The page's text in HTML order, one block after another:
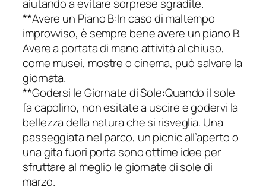
aiutando a evitare sorprese sgradite.
**Avere un Piano B:In caso di maltempo
improvviso, è sempre bene avere un piano B.
Avere a portata di mano attività al chiuso,
come musei, mostre o cinema, può salvare la
giornata.
**Godersi le Giornate di Sole:Quando il sole
fa capolino, non esitate a uscire e godervi la
bellezza della natura che si risveglia. Una
passeggiata nel parco, un picnic all’aperto o
una gita fuori porta sono ottime idee per
sfruttare al meglio le giornate di sole di
marzo.